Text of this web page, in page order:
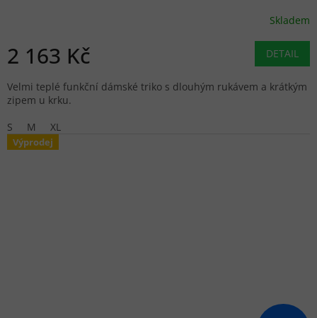
Skladem
2 163 Kč DETAIL
Velmi teplé funkční dámské triko s dlouhým rukávem a krátkým
zipem u krku.
S
M XL
Výprodej